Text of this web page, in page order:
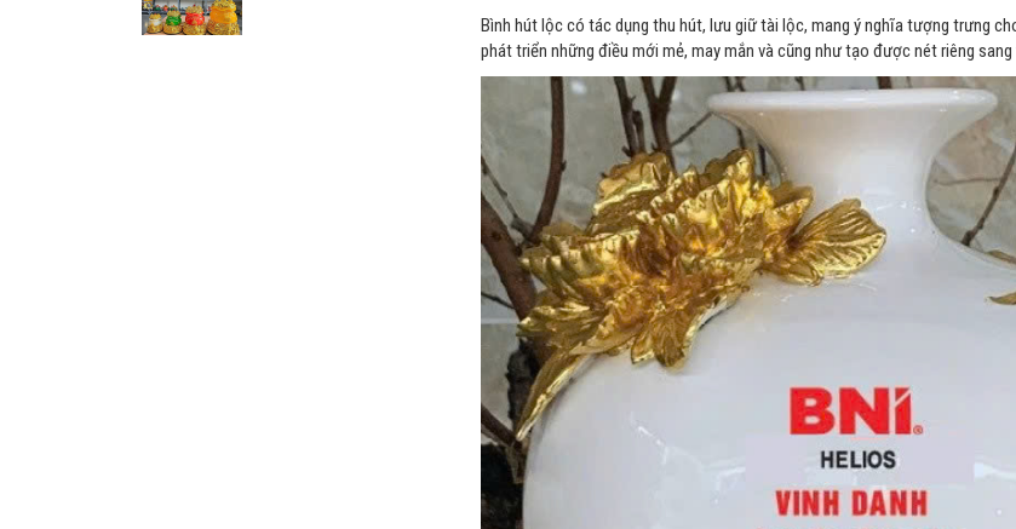
Bình hút lộc có tác dụng thu hút, lưu giữ tài lộc, mang ý nghĩa tượng trưng
phát triển những điều mới mẻ, may mắn và cũng như tạo được nét riêng